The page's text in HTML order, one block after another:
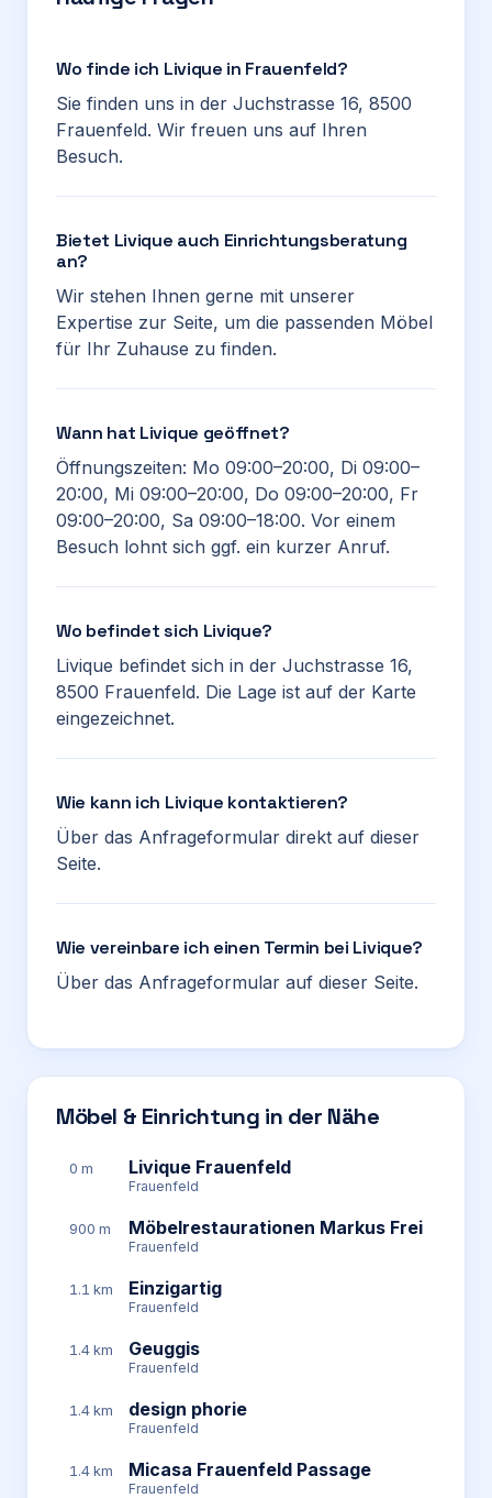
Wo finde ich Livique in Frauenfeld?
Sie finden uns in der Juchstrasse 16, 8500
Frauenfeld. Wir freuen uns auf Ihren
Besuch.
Bietet Livique auch Einrichtungsberatung
an?
Wir stehen Ihnen gerne mit unserer
Expertise zur Seite, um die passenden Möbel
für Ihr Zuhause zu finden.
Wann hat Livique geöffnet?
Öffnungszeiten: Mo 09:00–20:00, Di 09:00–
20:00, Mi 09:00–20:00, Do 09:00–20:00, Fr
09:00–20:00, Sa 09:00–18:00. Vor einem
Besuch lohnt sich ggf. ein kurzer Anruf.
Wo befindet sich Livique?
Livique befindet sich in der Juchstrasse 16,
8500 Frauenfeld. Die Lage ist auf der Karte
eingezeichnet.
Wie kann ich Livique kontaktieren?
Über das Anfrageformular direkt auf dieser
Seite.
Wie vereinbare ich einen Termin bei Livique?
Über das Anfrageformular auf dieser Seite.
Möbel & Einrichtung in der Nähe
0 m Livique Frauenfeld
Frauenfeld
900 m Möbelrestaurationen Markus Frei
Frauenfeld
1.1 km Einzigartig
Frauenfeld
1.4 km Geuggis
Frauenfeld
1.4 km design phorie
Frauenfeld
1.4 km Micasa Frauenfeld Passage
Frauenfeld